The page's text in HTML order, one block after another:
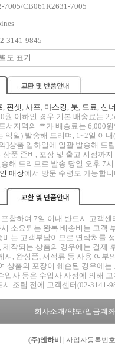
7005/CB061R2631-7005
3141-9845
도 표기
, 핀셋 , 사포, 마스킹 , 붓, 도료, 신너
이하인 경우 기본 배송료는
서지역의 추가 배송료는 6,000
익일) 발송해 드리며, 1~2일 이
]상품 입하일에 일괄 발송해 드
품 준비, 포장 및 출고 시점까지
해 드리므로 발송 당일 오후 7시
매장에서 방문 수령도 가능합니
함하여 7일 이내 반드시 고객센
소요되는 왕복 배송비는 고객
는 고객부담이므로 연락처를
작되는 상품의 경우에는 결제
셔, 완성품, 서적류 등 사용 여
상품의 포장이 훼손된 경우에
입사 등은 수입사 사정에 의해
조립 전에 고객센터(02-3141-
회사소개/약도/입금계좌
(주)엔하비 | 사업자등록번